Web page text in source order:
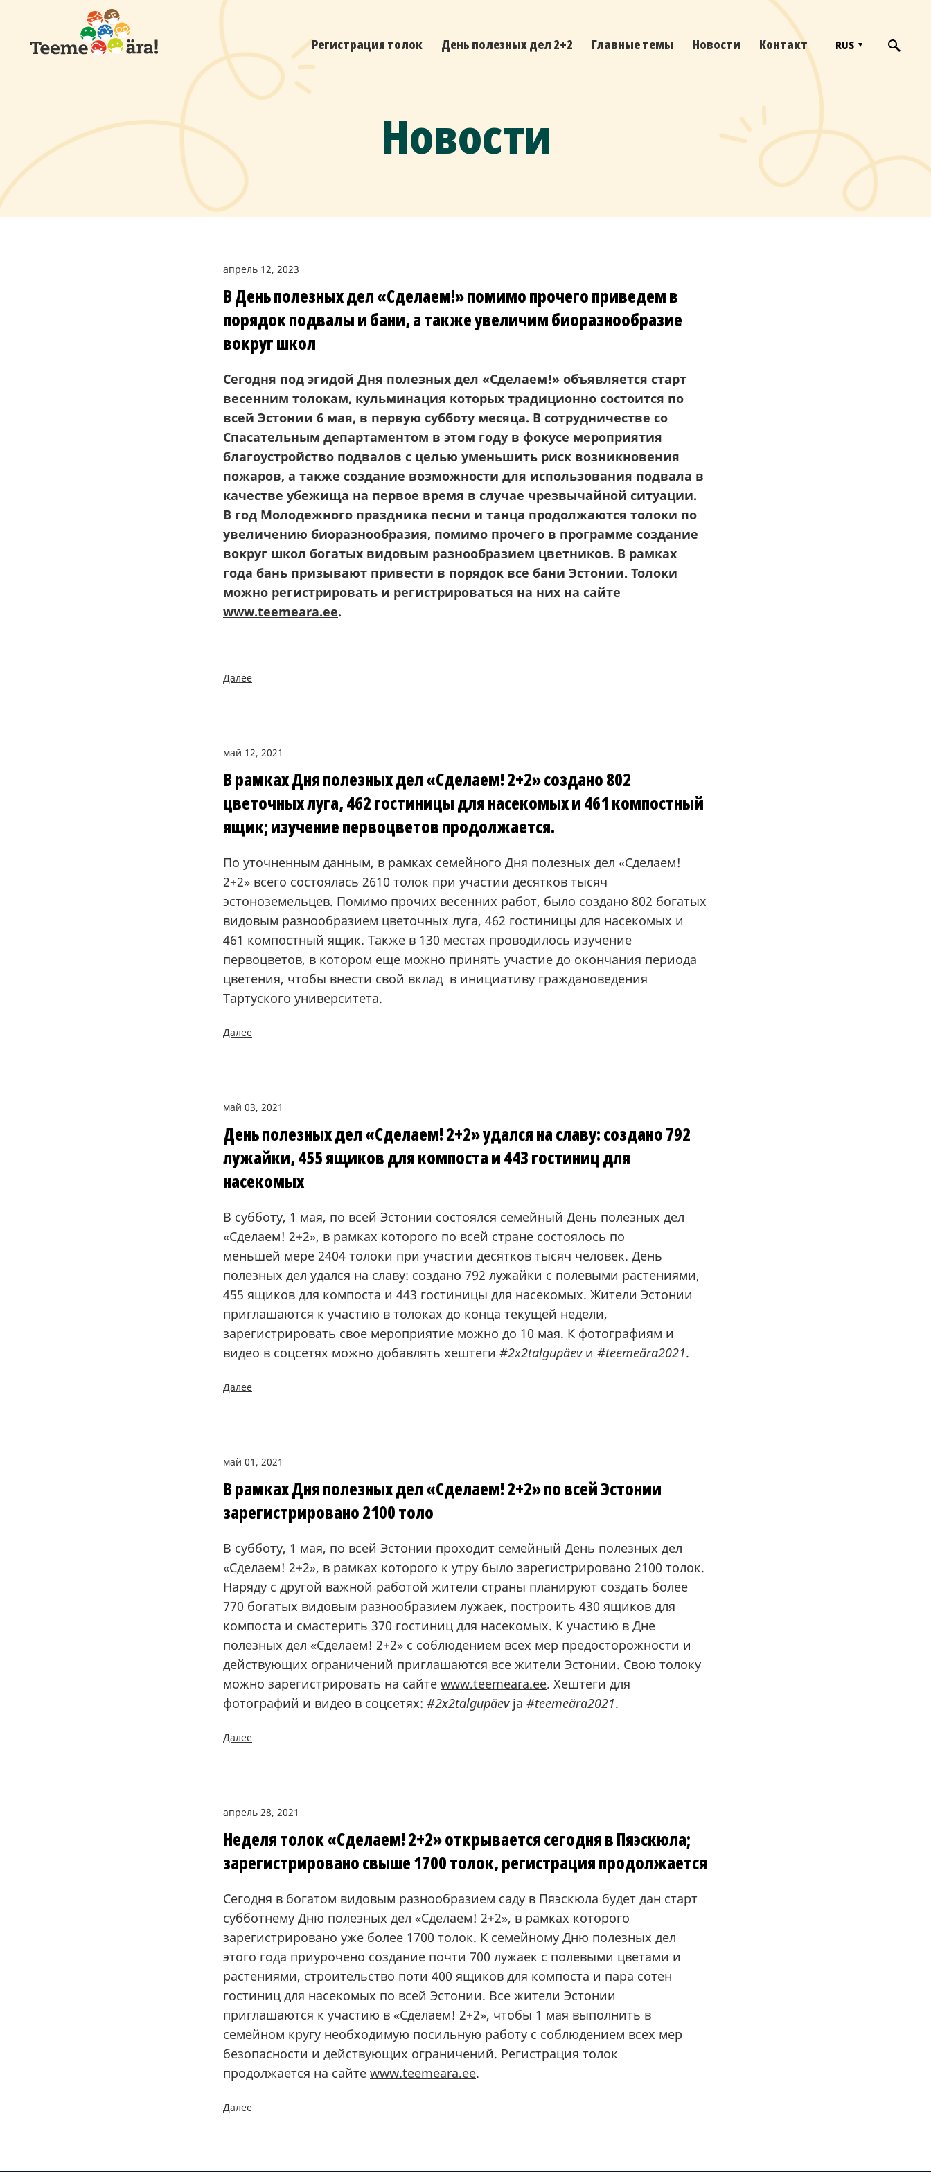
Регистрация толок День полезных дел 2+2 Главные темы Новости Контакт RUS
Новости
апрель 12, 2023
В День полезных дел «Сделаем!» помимо прочего приведем в
порядок подвалы и бани, а также увеличим биоразнообразие
вокруг школ
Сегодня под эгидой Дня полезных дел «Сделаем!» объявляется старт
весенним толокам, кульминация которых традиционно состоится по
всей Эстонии 6 мая, в первую субботу месяца. В сотрудничестве со
Спасательным департаментом в этом году в фокусе мероприятия
благоустройство подвалов с целью уменьшить риск возникновения
пожаров, а также создание возможности для использования подвала в
качестве убежища на первое время в случае чрезвычайной ситуации.
В год Молодежного праздника песни и танца продолжаются толоки по
увеличению биоразнообразия, помимо прочего в программе создание
вокруг школ богатых видовым разнообразием цветников. В рамках
года бань призывают привести в порядок все бани Эстонии. Толоки
можно регистрировать и регистрироваться на них на сайте
www.teemeara.ee.
Далее
май 12, 2021
В рамках Дня полезных дел «Сделаем! 2+2» создано 802
цветочных луга, 462 гостиницы для насекомых и 461 компостный
ящик; изучение первоцветов продолжается.
По уточненным данным, в рамках семейного Дня полезных дел «Сделаем!
2+2» всего состоялась 2610 толок при участии десятков тысяч
эстоноземельцев. Помимо прочих весенних работ, было создано 802 богатых
видовым разнообразием цветочных луга, 462 гостиницы для насекомых и
461 компостный ящик. Также в 130 местах проводилось изучение
первоцветов, в котором еще можно принять участие до окончания периода
цветения, чтобы внести свой вклад в инициативу граждановедения
Тартуского университета.
Далее
май 03, 2021
День полезных дел «Сделаем! 2+2» удался на славу: создано 792
лужайки, 455 ящиков для компоста и 443 гостиниц для
насекомых
В субботу, 1 мая, по всей Эстонии состоялся семейный День полезных дел
«Сделаем! 2+2», в рамках которого по всей стране состоялось по
меньшей мере 2404 толоки при участии десятков тысяч человек. День
полезных дел удался на славу: создано 792 лужайки с полевыми растениями,
455 ящиков для компоста и 443 гостиницы для насекомых. Жители Эстонии
приглашаются к участию в толоках до конца текущей недели,
зарегистрировать свое мероприятие можно до 10 мая. К фотографиям и
видео в соцсетях можно добавлять хештеги #2x2talgupäev и #teemeära2021.
Далее
май 01, 2021
В рамках Дня полезных дел «Сделаем! 2+2» по всей Эстонии
зарегистрировано 2100 толо
В субботу, 1 мая, по всей Эстонии проходит семейный День полезных дел
«Сделаем! 2+2», в рамках которого к утру было зарегистрировано 2100 толок.
Наряду с другой важной работой жители страны планируют создать более
770 богатых видовым разнообразием лужаек, построить 430 ящиков для
компоста и смастерить 370 гостиниц для насекомых. К участию в Дне
полезных дел «Сделаем! 2+2» с соблюдением всех мер предосторожности и
действующих ограничений приглашаются все жители Эстонии. Свою толоку
можно зарегистрировать на сайте www.teemeara.ee. Хештеги для
фотографий и видео в соцсетях: #2x2talgupäev ja #teemeära2021.
Далее
апрель 28, 2021
Неделя толок «Сделаем! 2+2» открывается сегодня в Пяэскюла;
зарегистрировано свыше 1700 толок, регистрация продолжается
Сегодня в богатом видовым разнообразием саду в Пяэскюла будет дан старт
субботнему Дню полезных дел «Сделаем! 2+2», в рамках которого
зарегистрировано уже более 1700 толок. К семейному Дню полезных дел
этого года приурочено создание почти 700 лужаек с полевыми цветами и
растениями, строительство поти 400 ящиков для компоста и пара сотен
гостиниц для насекомых по всей Эстонии. Все жители Эстонии
приглашаются к участию в «Сделаем! 2+2», чтобы 1 мая выполнить в
семейном кругу необходимую посильную работу с соблюдением всех мер
безопасности и действующих ограничений. Регистрация толок
продолжается на сайте www.teemeara.ee.
Далее